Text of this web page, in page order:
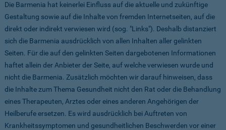
Die Barmenia hat keinerlei Einfluss auf die aktuelle und zukünftige
Gestaltung sowie auf die Inhalte von fremden Internetseiten, auf die
direkt oder indirekt verwiesen wird (sog. "Links"). Deshalb distanziert
sich die Barmenia ausdrücklich von allen Inhalten aller gelinkten
Seiten. Für die auf den gelinkten Seiten dargebotenen Informationen
haftet allein der Anbieter der Seite, auf welche verwiesen wurde und
nicht die Barmenia. Zusätzlich möchten wir darauf hinweisen, dass
die Inhalte zum Thema Gesundheit nicht den Rat oder die Behandlung
eines Therapeuten, Arztes oder eines anderen Angehörigen der
Heilberufe ersetzen. Es wird ausdrücklich bei Auftreten von
Krankheitssymptomen und gesundheitlichen Beschwerden vor einer